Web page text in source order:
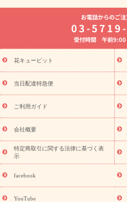
よく贈られる花
お祝いの花特
8月の誕生花(トルコキキョウ)
開
お供え・お悔やみ お供
通夜・葬儀に贈
ーブドフラワー
季節のイベント
特集
お盆 花（新盆・初盆） 季
盆・初盆）
お盆 花（新盆・初盆）
フト
お盆・お供え プリザーブドフ
レゼント特集
夏の花贈り・お中
敬老の日におくる花ギフト・プレ
花ギフト・プレゼント特集
敬老の
老の日 花鉢植えのギフト・プレゼン
フト・プレゼント特集
敬老の日の
ペーン
映画『ウォーターガーディ
「きょう誕生日なんです」キャン
誕生日フラワーギフト 誕生日フラ
(トルコキキョウ)
9月の誕生花(リ
お電話からのご注
03-
受付時間 午前9:00
花キューピット
当日配達特急便
ご利用ガイド
会社概要
特定商取引に関する法律に基づく表
示
facebook
YouTube